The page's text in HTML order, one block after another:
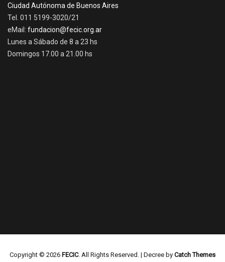
Ciudad Autónoma de Buenos Aires
Tel. 011 5199-3020/21
eMail: fundacion@fecic.org.ar
Lunes a Sábado de 8 a 23 hs
Domingos 17.00 a 21.00 hs
Copyright © 2026 FECIC. All Rights Reserved. | Decree by Catch Themes